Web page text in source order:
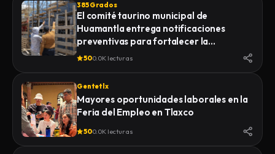
385 Grados
El comité taurino municipal de
Huamantla entrega notificaciones
preventivas para fortalecer la
seguridad de la Huamantlada 2026
500.0K lecturas
Gentetlx
Mayores oportunidades laborales en la
Feria del Empleo en Tlaxco
500.0K lecturas